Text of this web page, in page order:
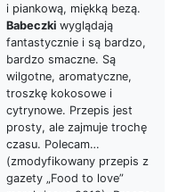
i piankową, miękką bezą.
Babeczki wyglądają
fantastycznie i są bardzo,
bardzo smaczne. Są
wilgotne, aromatyczne,
troszkę kokosowe i
cytrynowe. Przepis jest
prosty, ale zajmuje trochę
czasu. Polecam…
(zmodyfikowany przepis z
gazety „Food to love”